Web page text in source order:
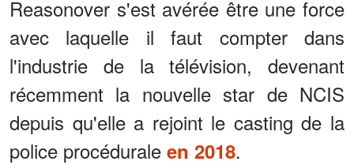
Reasonover s'est avérée être une force
avec laquelle il faut compter dans
l'industrie de la télévision, devenant
récemment la nouvelle star de NCIS
depuis qu'elle a rejoint le casting de la
police procédurale en 2018.